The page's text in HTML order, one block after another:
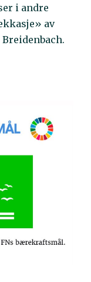
i andre
av